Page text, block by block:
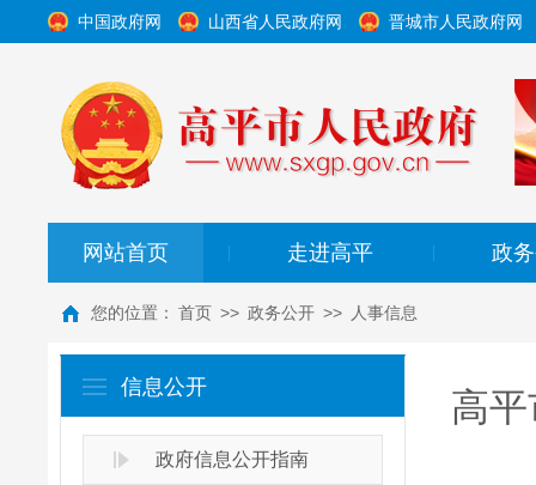
中国政府网 山西省人民政府网 晋城市人民政府网
网站首页 走进高平 政
您的位置： 首页 >> 政务公开 >> 人事信息
信息公开
政府信息公开指南
高